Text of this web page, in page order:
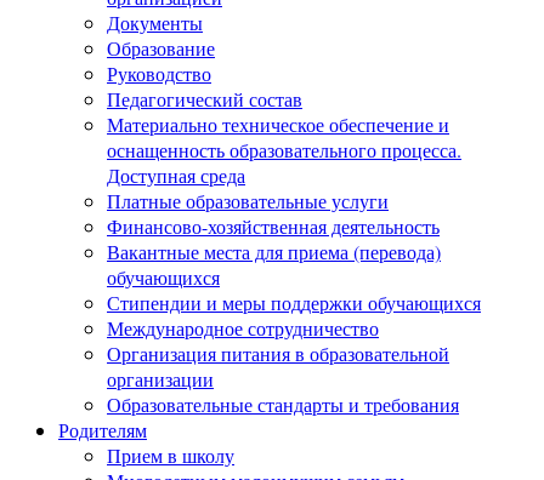
Документы
Образование
Руководство
Педагогический состав
Материально техническое обеспечение и
оснащенность образовательного процесса.
Доступная среда
Платные образовательные услуги
Финансово-хозяйственная деятельность
Вакантные места для приема (перевода)
обучающихся
Стипендии и меры поддержки обучающихся
Международное сотрудничество
Организация питания в образовательной
организации
Образовательные стандарты и требования
Родителям
Прием в школу